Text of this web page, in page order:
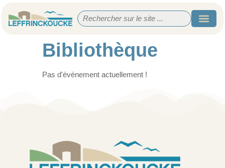
Bibliothèque
Pas d'événement actuellement !